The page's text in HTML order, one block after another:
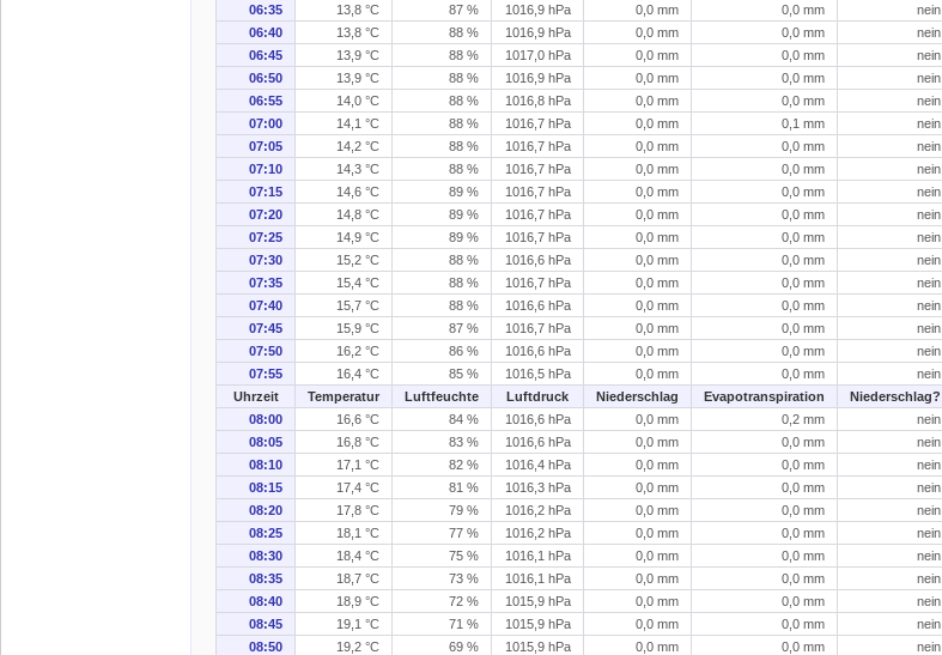
06:35
13,8 °C 87 % 1016,9 hPa 0,0 mm 0,0 mm nein
06:40
13,8 °C 88 % 1016,9 hPa 0,0 mm 0,0 mm nein
06:45
13,9 °C 88 % 1017,0 hPa 0,0 mm 0,0 mm nein
06:50
13,9 °C 88 % 1016,9 hPa 0,0 mm 0,0 mm nein
06:55
14,0 °C 88 % 1016,8 hPa 0,0 mm 0,0 mm nein
07:00
14,1 °C 88 % 1016,7 hPa 0,0 mm 0,1 mm nein
07:05
14,2 °C 88 % 1016,7 hPa 0,0 mm 0,0 mm nein
07:10
14,3 °C 88 % 1016,7 hPa 0,0 mm 0,0 mm nein
07:15
14,6 °C 89 % 1016,7 hPa 0,0 mm 0,0 mm nein
07:20
14,8 °C 89 % 1016,7 hPa 0,0 mm 0,0 mm nein
07:25
14,9 °C 89 % 1016,7 hPa 0,0 mm 0,0 mm nein
07:30
15,2 °C 88 % 1016,6 hPa 0,0 mm 0,0 mm nein
07:35
15,4 °C 88 % 1016,7 hPa 0,0 mm 0,0 mm nein
07:40
15,7 °C 88 % 1016,6 hPa 0,0 mm 0,0 mm nein
07:45
15,9 °C 87 % 1016,7 hPa 0,0 mm 0,0 mm nein
07:50
16,2 °C 86 % 1016,6 hPa 0,0 mm 0,0 mm nein
07:55
16,4 °C 85 % 1016,5 hPa 0,0 mm 0,0 mm nein
Uhrzeit
Temperatur Luftfeuchte Luftdruck Niederschlag Evapotranspiration Niederschlag?
08:00
16,6 °C 84 % 1016,6 hPa 0,0 mm 0,2 mm nein
08:05
16,8 °C 83 % 1016,6 hPa 0,0 mm 0,0 mm nein
08:10
17,1 °C 82 % 1016,4 hPa 0,0 mm 0,0 mm nein
08:15
17,4 °C 81 % 1016,3 hPa 0,0 mm 0,0 mm nein
08:20
17,8 °C 79 % 1016,2 hPa 0,0 mm 0,0 mm nein
08:25
18,1 °C 77 % 1016,2 hPa 0,0 mm 0,0 mm nein
08:30
18,4 °C 75 % 1016,1 hPa 0,0 mm 0,0 mm nein
08:35
18,7 °C 73 % 1016,1 hPa 0,0 mm 0,0 mm nein
08:40
18,9 °C 72 % 1015,9 hPa 0,0 mm 0,0 mm nein
08:45
19,1 °C 71 % 1015,9 hPa 0,0 mm 0,0 mm nein
08:50
19,2 °C 69 % 1015,9 hPa 0,0 mm 0,0 mm nein